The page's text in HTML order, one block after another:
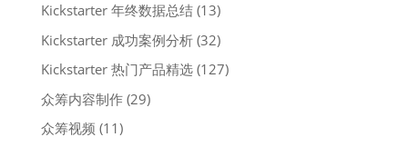
Kickstarter 年终数据总结(13)
Kickstarter 成功案例分析(32)
Kickstarter 热门产品精选(127)
众筹内容制作(29)
众筹视频 (11)